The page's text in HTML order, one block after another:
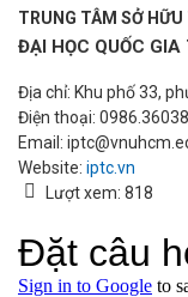
TRUNG TÂM SỞ HỮU
ĐẠI HỌC QUỐC GIA
Địa chỉ: Khu phố 33,
Điện thoại:
Email:
Website: iptc.vn
Lượt xem: 818